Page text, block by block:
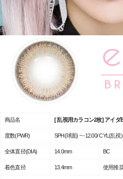
商品名 [ 乱視用カラコン2枚] アイダ
度数(PWR) SPH(球面) ~ -12.00/ CYL(乱視
全体直径(DIA) 14.0mm BC
着色直径 13.4mm 使用推